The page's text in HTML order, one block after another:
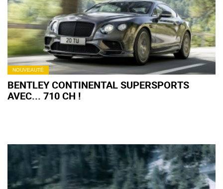
NOUVEAUTÉ
BENTLEY CONTINENTAL SUPERSPORTS
AVEC... 710 CH !